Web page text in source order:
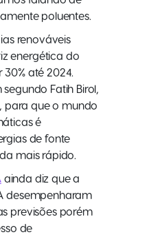
poluentes.
renováveis
energética do
até 2024.
Fatih Birol,
para que o mundo
é
de fonte
mais rápido.
ainda diz que a
desempenharam
previsões porém
de